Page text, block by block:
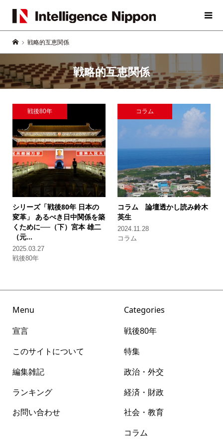
戦略的互恵関係
戦略的互恵関係
戦後80年
シリーズ「戦後80年 日本の
変革」
あるべき日中関係を築
くために──（下） 宮本 雄二
（元...
2025.03.27
戦後80年
コラム
コラム 論壇透かし読み鈴木
英生
2024.11.28
コラム
Menu
宣言
このサイトについて
編集雑記
ランキング
お問い合わせ
Categories
戦後80年
特集
政治・外交
経済・財政
社会・教育
コラム